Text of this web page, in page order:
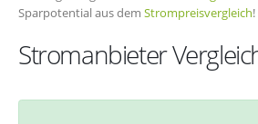
Sparpotential aus dem Strompreisvergleich!
Stromanbieter